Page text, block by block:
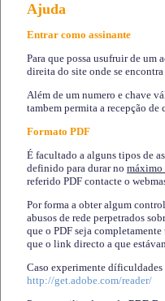
Ajuda
Entrar como assinante
Para que possa usufruir de um
direita do site onde se
Além de um numero e chave
tambem permita a recepção
Formato PDF
É facultado a alguns tipos de
definido para durar no máximo
referido PDF contacte o
Por forma a obter algum
abusos de rede perpetrados
que o PDF seja
que o link directo a que
Caso experimente díficuldades
http://get.adobe.com/reader/